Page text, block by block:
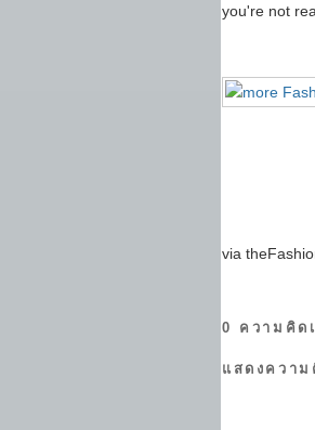
you're not
via
0 ความคิด
แสดงความ